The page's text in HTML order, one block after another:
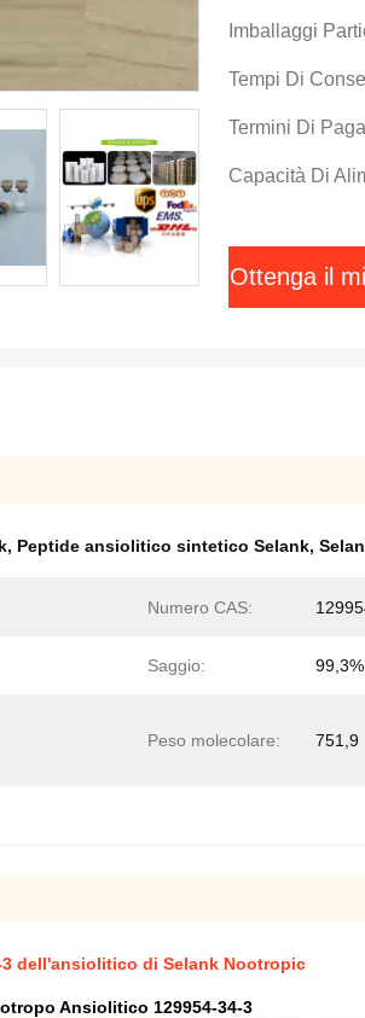
Imballaggi
Tempi Di
Termini Di
Capacità Di
Ottenga il
, Peptide ansiolitico sintetico Selank,
Numero CAS:
Saggio: 99,3%
Peso molecolare: 751,9
dell'ansiolitico di Selank Nootropic
Ansiolitico 129954-34-3